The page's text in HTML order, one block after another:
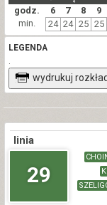
godz. 6 7 8 9
min. 24 24 25 25
LEGENDA
.
wydrukuj rozkład
linia
29